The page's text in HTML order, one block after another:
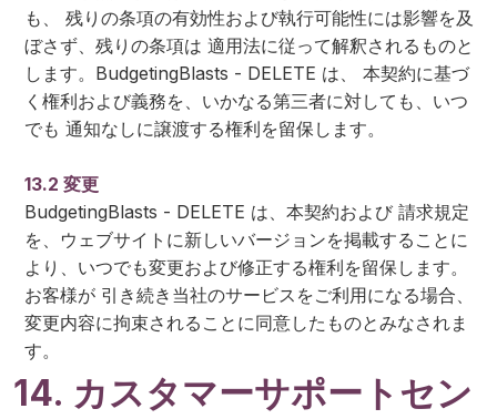
も、 残りの条項の有効性および執行可能性には影響を及
ぼさず、残りの条項は 適用法に従って解釈されるものと
します。BudgetingBlasts - DELETE は、 本契約に基づ
く権利および義務を、いかなる第三者に対しても、いつ
でも 通知なしに譲渡する権利を留保します。
13.2 変更
BudgetingBlasts - DELETE は、本契約および 請求規定
を、ウェブサイトに新しいバージョンを掲載することに
より、いつでも変更および修正する権利を留保します。
お客様が 引き続き当社のサービスをご利用になる場合、
変更内容に拘束されることに同意したものとみなされま
す。
14. カスタマーサポートセン